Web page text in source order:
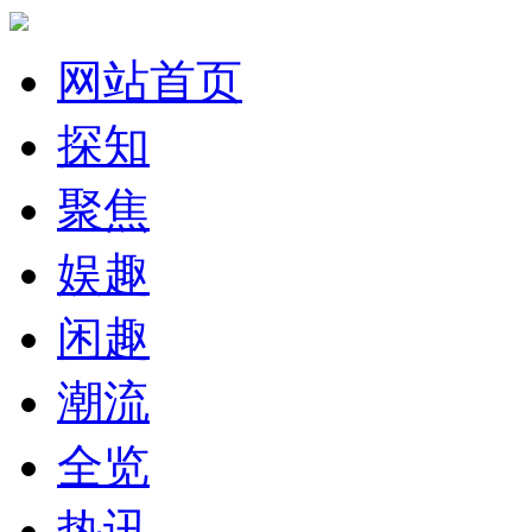
网站首页
探知
聚焦
娱趣
闲趣
潮流
全览